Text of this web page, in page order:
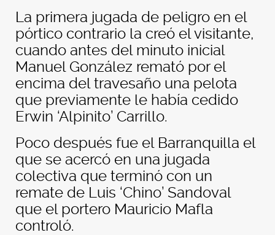
La primera jugada de peligro en el
pórtico contrario la creó el visitante,
cuando antes del minuto inicial
Manuel González remató por el
encima del travesaño una pelota
que previamente le había cedido
Erwin ‘Alpinito’ Carrillo.
Poco después fue el Barranquilla el
que se acercó en una jugada
colectiva que terminó con un
remate de Luis ‘Chino’ Sandoval
que el portero Mauricio Mafla
controló.